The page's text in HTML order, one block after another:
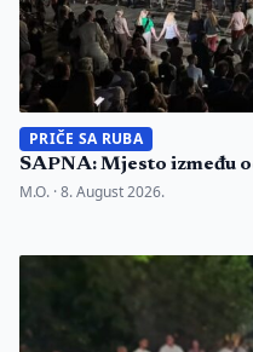
PRIČE SA RUBA
SAPNA: Mjesto između
M.O. ·8. August 2026.